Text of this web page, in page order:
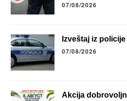
07/08/2026
Izveštaj iz policije
07/08/2026
Akcija